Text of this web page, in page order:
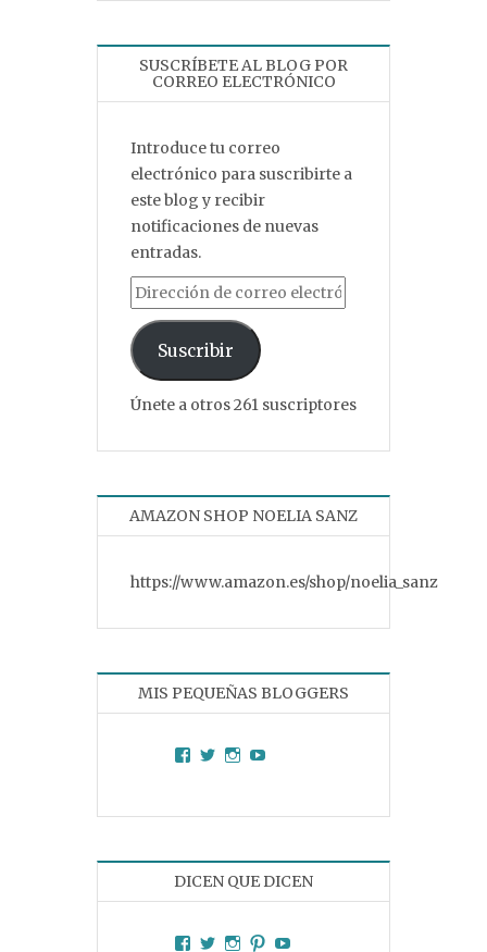
SUSCRÍBETE AL BLOG POR
CORREO ELECTRÓNICO
Introduce tu correo
electrónico para suscribirte a
este blog y recibir
notificaciones de nuevas
entradas.
Dirección de correo electrónico
Suscribir
Únete a otros 261 suscriptores
AMAZON SHOP NOELIA SANZ
https://www.amazon.es/shop/noelia_sanz
MIS PEQUEÑAS BLOGGERS
Facebook
TwitterInstagram
DICEN QUE DICEN
Facebook
TwitterInstagram
Pinterest